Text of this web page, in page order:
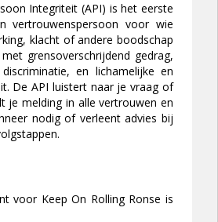
Integriteit (API) is het eerste
vertrouwenspersoon voor wie
klacht of andere boodschap
grensoverschrijdend gedrag,
en lichamelijke en
De API luistert naar je vraag of
je melding in alle vertrouwen en
nodig of verleent advies bij
voor Keep On Rolling Ronse is